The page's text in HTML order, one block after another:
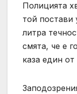
Полицията
той постави
литра
смята, че е
каза един